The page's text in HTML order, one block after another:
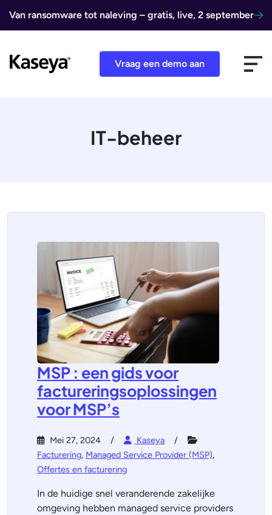
Van ransomware tot naleving – gratis, live, 2 september
Vraag een demo aan
IT-beheer
MSP : een gids voor
factureringsoplossingen
voor MSP’s
Mei 27, 2024
Kaseya
Facturering, Managed Service Provider (MSP),
Offertes en facturering
In de huidige snel veranderende zakelijke
omgeving hebben managed service providers